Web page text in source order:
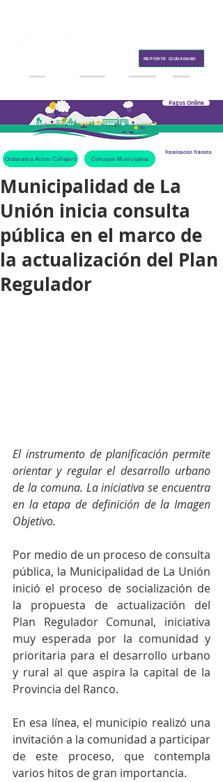
Pagos Online
Ordenanza Acoso Callejero Concejos Municipales
Fiscalización Tránsito
REPORTE CIUDADANO
Municipalidad de La
Unión inicia consulta
pública en el marco de
la actualización del Plan
Regulador
El instrumento de planificación permite
orientar y regular el desarrollo urbano
de la comuna. La iniciativa se encuentra
en la etapa de definición de la Imagen
Objetivo.
Por medio de un proceso de consulta
pública, la Municipalidad de La Unión
inició el proceso de socialización de
la propuesta de actualización del
Plan Regulador Comunal, iniciativa
muy esperada por la comunidad y
prioritaria para el desarrollo urbano
y rural al que aspira la capital de la
Provincia del Ranco.
En esa línea, el municipio realizó una
invitación a la comunidad a participar
de este proceso, que contempla
varios hitos de gran importancia.